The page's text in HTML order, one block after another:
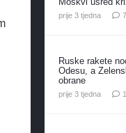
prije 3 tjedna 7
Ruske rakete
Odesu, a
obrane
prije 3 tjedna